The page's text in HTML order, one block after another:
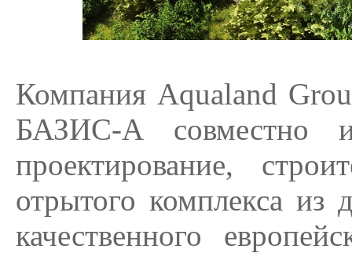
Компания Aqualand
БАЗИС-А совместно
проектирование,
отрытого комплекса из
качественного